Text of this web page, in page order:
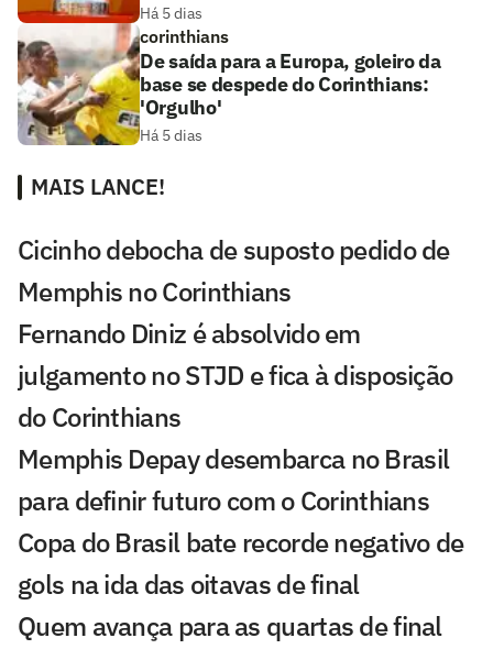
Há 5 dias
corinthians
De saída para a Europa, goleiro da
base se despede do Corinthians:
'Orgulho'
Há 5 dias
MAIS LANCE!
Cicinho debocha de suposto pedido de
Memphis no Corinthians
Fernando Diniz é absolvido em
julgamento no STJD e fica à disposição
do Corinthians
Memphis Depay desembarca no Brasil
para definir futuro com o Corinthians
Copa do Brasil bate recorde negativo de
gols na ida das oitavas de final
Quem avança para as quartas de final